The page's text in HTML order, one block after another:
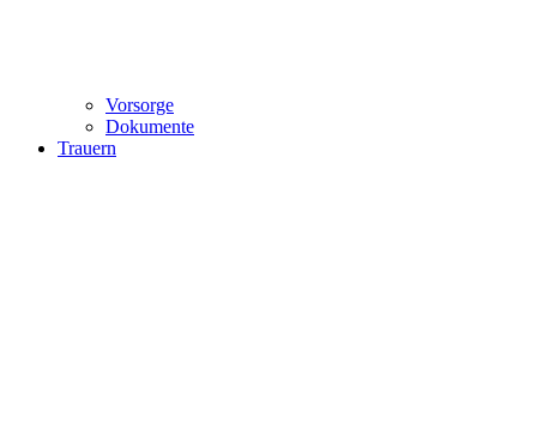
Vorsorge
Dokumente
Trauern